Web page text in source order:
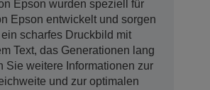
Epson wurden speziell für
Epson entwickelt und sorgen
scharfes Druckbild mit
Text, das Generationen lang
Sie weitere Informationen zur
und zur optimalen